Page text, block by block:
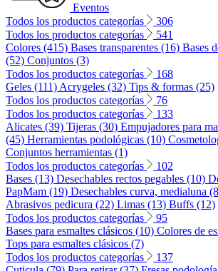
Eventos
Todos los productos categorías
306
Todos los productos categorías
541
Colores (415) Bases transparentes (16) Bases
(52) Conjuntos (3)
Todos los productos categorías
168
Geles (111) Acrygeles (32) Tips & formas (25)
Todos los productos categorías
76
Todos los productos categorías
133
Alicates (39) Tijeras (30) Empujadores para
(45) Herramientas podológicas (10)
Conjuntos herramientas (1)
Todos los productos categorías
102
Bases (13) Desechables rectos pegables (10)
PapMam (19) Desechables curva, medialuna
Abrasivos pedicura (22) Limas (13) Buffs (12)
Todos los productos categorías
95
Bases para esmaltes clásicos (10) Colores de
Tops para esmaltes clásicos (7)
Todos los productos categorías
137